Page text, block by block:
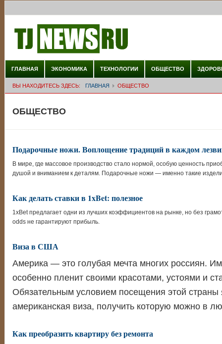
ГЛАВНАЯ ЭКОНОМИКА ТЕХНОЛОГИИ ОБЩЕСТВО
ВЫ НАХОДИТЕСЬ ЗДЕСЬ: ГЛАВНАЯ ОБЩЕСТВО
ОБЩЕСТВО
Подарочные ножи. Воплощение традиций в каждом
В мире, где массовое производство стало нормой, особую ценность
душой и вниманием к деталям. Подарочные ножи — именно такие
Как делать ставки в 1xBet: полезное
1xBet предлагает одни из лучших коэффициентов на рынке, но без
odds не гарантируют прибыль.
Виза в США
Америка — это голубая мечта многих россиян.
особенно пленит своими красотами, устоями и
Обязательным условием посещения этой страны
американская виза, получить которую можно в
Как преобразить квартиру без ремонта